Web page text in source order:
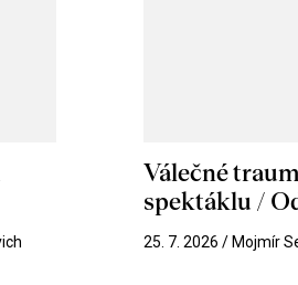
Válečné
spektáklu /
25. 7. 2026 / Mojmír